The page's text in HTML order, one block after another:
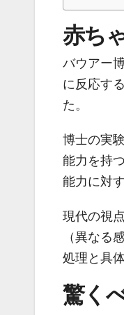
赤ち
バウアー
に反応す
た。
博士の実
能力を持
能力に対
現代の視
（異なる
処理と具
驚く